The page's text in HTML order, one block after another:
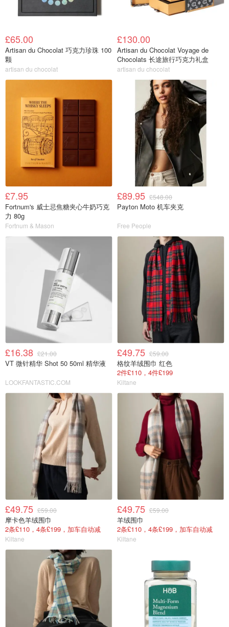
£65.00
Artisan du Chocolat 巧克力珍珠 100
颗
artisan du chocolat
£130.00
Artisan du Chocolat Voyage de
Chocolats 长途旅行巧克力礼盒
artisan du chocolat
£7.95
Fortnum's 威士忌焦糖夹心牛奶巧克
力 80g
Fortnum & Mason
£89.95 £548.00
Payton Moto 机车夹克
Free People
£16.38 £21.00
VT 微针精华 Shot 50 50ml 精华液
LOOKFANTASTIC.COM
£49.75 £59.00
格纹羊绒围巾 红色
2件£110，4件£199
Kiltane
£49.75 £59.00
摩卡色羊绒围巾
2条£110，4条£199，加车自动减
Kiltane
£49.75 £59.00
羊绒围巾
2条£110，4条£199，加车自动减
Kiltane